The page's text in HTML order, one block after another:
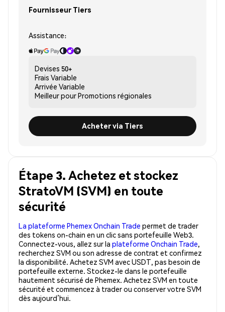
Fournisseur Tiers
Assistance:
Devises 50+
Frais Variable
Arrivée Variable
Meilleur pourPromotions régionales
Acheter via Tiers
Étape 3. Achetez et stockez
StratoVM (SVM) en toute
sécurité
La plateforme Phemex Onchain Trade permet de trader
des tokens on-chain en un clic sans portefeuille Web3.
Connectez-vous, allez sur la plateforme Onchain Trade,
recherchez SVM ou son adresse de contrat et confirmez
la disponibilité. Achetez SVM avec USDT, pas besoin de
portefeuille externe. Stockez-le dans le portefeuille
hautement sécurisé de Phemex. Achetez SVM en toute
sécurité et commencez à trader ou conserver votre SVM
dès aujourd’hui.